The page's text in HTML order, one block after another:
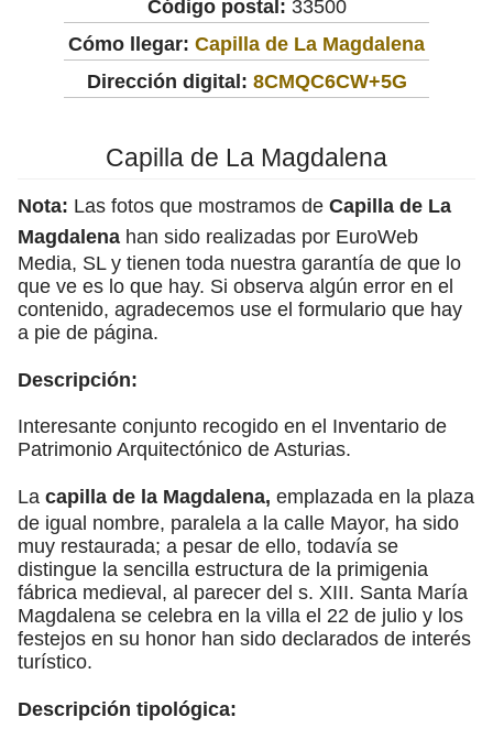
Código postal: 33500
Cómo llegar: Capilla de La Magdalena
Dirección digital: 8CMQC6CW+5G
Capilla de La Magdalena
Nota: Las fotos que mostramos de Capilla de La
Magdalena han sido realizadas por EuroWeb
Media, SL y tienen toda nuestra garantía de que lo
que ve es lo que hay. Si observa algún error en el
contenido, agradecemos use el formulario que hay
a pie de página.
Descripción:
Interesante conjunto recogido en el Inventario de
Patrimonio Arquitectónico de Asturias.
La capilla de la Magdalena, emplazada en la plaza
de igual nombre, paralela a la calle Mayor, ha sido
muy restaurada; a pesar de ello, todavía se
distingue la sencilla estructura de la primigenia
fábrica medieval, al parecer del s. XIII. Santa María
Magdalena se celebra en la villa el 22 de julio y los
festejos en su honor han sido declarados de interés
turístico.
Descripción tipológica: